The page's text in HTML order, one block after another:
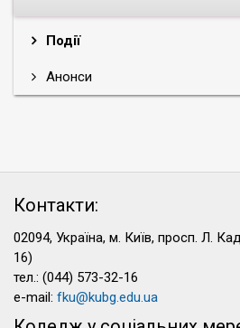
Події
Анонси
Контакти:
02094, Україна, м. Київ, просп. Л.
16)
тел.: (044) 573-32-16
e-mail: fku@kubg.edu.ua